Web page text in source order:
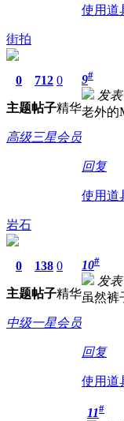
使用道
街拍
0
主题
712
帖子
0
精华
高级三星会员
9#
发表
老外的
回复
使用道
岩石
0
主题
138
帖子
0
精华
中级一星会员
10#
发表
虽然裤
回复
使用道
11#